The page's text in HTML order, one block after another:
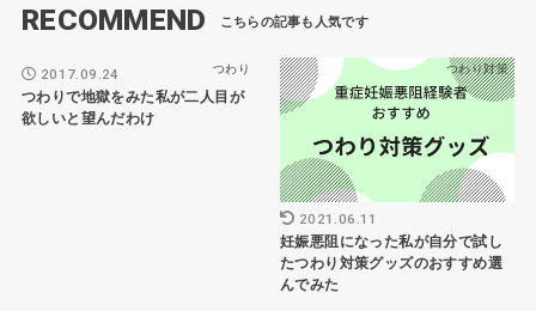
RECOMMEND
つわり
2017.09.24
つわりで地獄をみた私が二人目が
欲しいと望んだわけ
つわり対策
2021.06.11
妊娠悪阻になった私が自分で試し
たつわり対策グッズのおすすめ選
んでみた